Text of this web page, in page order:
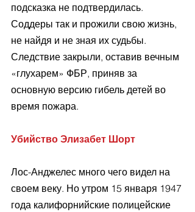
подсказка не подтвердилась.
Соддеры так и прожили свою жизнь,
не найдя и не зная их судьбы.
Следствие закрыли, оставив вечным
«глухарем» ФБР, приняв за
основную версию гибель детей во
время пожара.
Убийство Элизабет Шорт
Лос-Анджелес много чего видел на
своем веку. Но утром 15 января 1947
года калифорнийские полицейские